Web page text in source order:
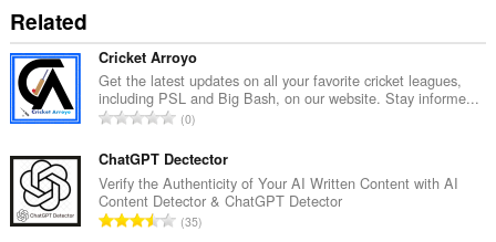
Related
Cricket Arroyo
Get the latest updates on all your favorite cricket leagues,
including PSL and Big Bash, on our website. Stay informe...
T
n
g
s
ố
0
ChatGPT Dectector
Verify the Authenticity of Your AI Written Content with AI
Content Detector & ChatGPT Detector
T35